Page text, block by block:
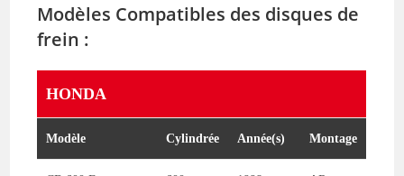
Modèles Compatibles des disques de
frein :
HONDA
Modèle Cylindrée Année(s) Montage